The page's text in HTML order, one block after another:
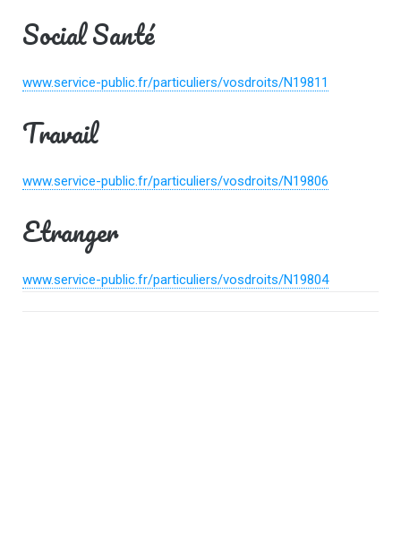
Social Santé
www.service-public.fr/particuliers/vosdroits/N19811
Travail
www.service-public.fr/particuliers/vosdroits/N19806
Etranger
www.service-public.fr/particuliers/vosdroits/N19804